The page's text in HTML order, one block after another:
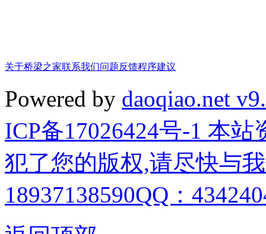
关于桥梁之家联系我们问题反馈程序建议
Powered by daoqiao.net
ICP备17026424号-1 本
犯了您的版权,请尽快与
18937138590QQ：